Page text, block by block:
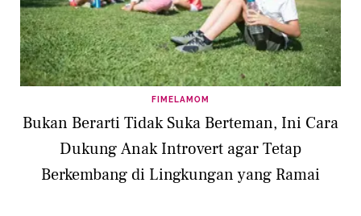
FIMELAMOM
Bukan Berarti Tidak Suka Berteman, Ini Cara
Dukung Anak Introvert agar Tetap
Berkembang di Lingkungan yang Ramai